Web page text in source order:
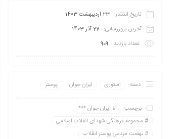
تاریخ انتشار: 23 اردیبهشت 1403
آخرین بروزرسانی: 27 آذر 1403
تعداد بازدید: 909
دسته: استوری ایران جوان پوستر
برچسب:
ایران جوان ***
مجموعه فرهنگی شهدای انقلاب اسلامی
نهضت مردمی پوستر انقلاب